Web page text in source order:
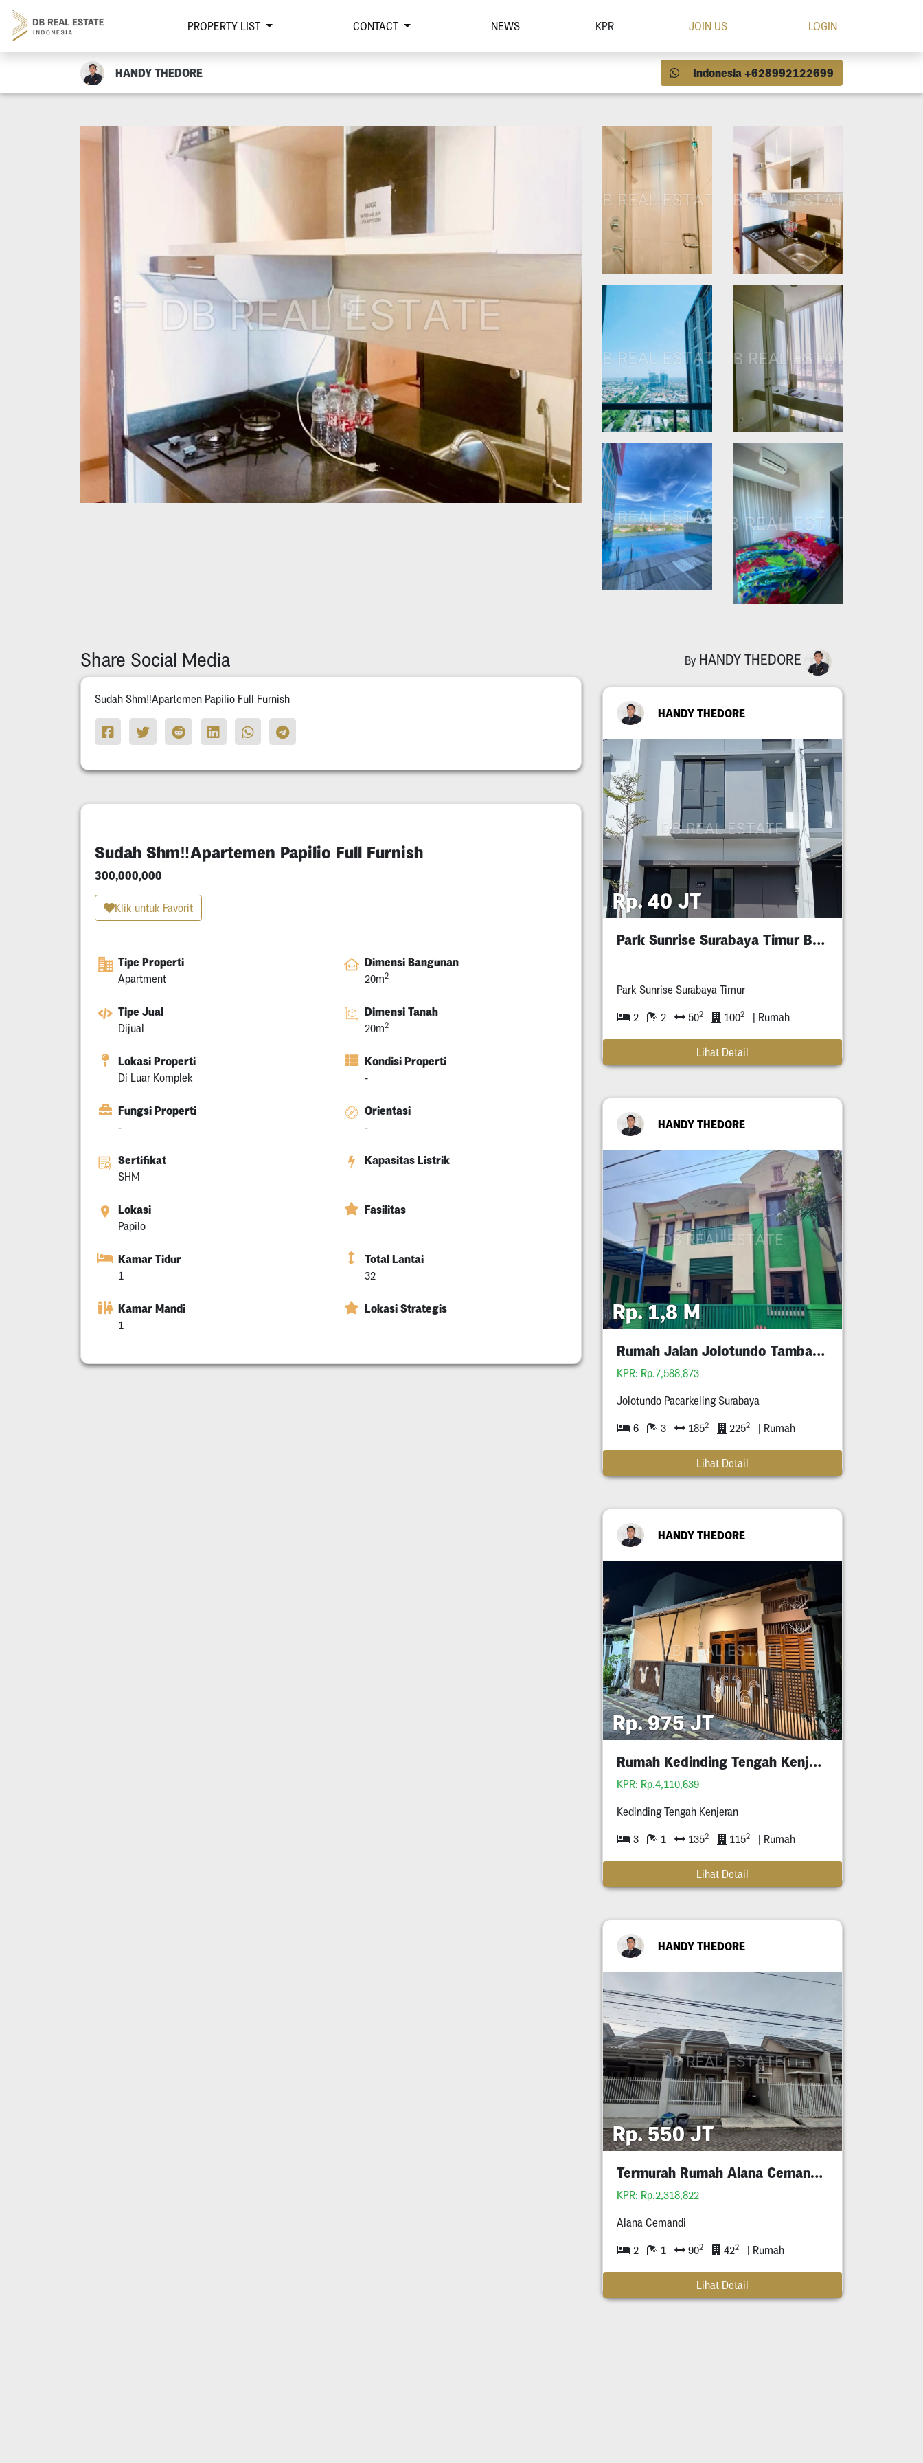
PROPERTY LIST CONTACT NEWS KPR JOIN US LOGIN
HANDY THEDORE Indonesia +628992122699
Share Social Media
Sudah Shm‼️Apartemen Papilio Full Furnish
Sudah Shm‼️Apartemen Papilio Full Furnish
300,000,000
Klik untuk Favorit
Tipe Properti
Apartment
Dimensi Bangunan
20m2
Tipe Jual
Dijual
Dimensi Tanah
20m2
Lokasi Properti
Di Luar Komplek
Kondisi Properti
-
Fungsi Properti
-
Orientasi
-
Sertifikat
SHM
Kapasitas Listrik
Lokasi
Papilo
Fasilitas
Kamar Tidur
1
Total Lantai
32
Kamar Mandi
1
Lokasi Strategis
By HANDY THEDORE
HANDY THEDORE
Rp. 40 JT
Park Sunrise Surabaya Timur Baru Gress
Park Sunrise Surabaya Timur
2 2 502 1002 | Rumah
Lihat Detail
HANDY THEDORE
Rp. 1,8 M
Rumah Jalan Jolotundo Tambaksari Pacarkeling
KPR: Rp.7,588,873
Jolotundo Pacarkeling Surabaya
6 3 1852 2252 | Rumah
Lihat Detail
HANDY THEDORE
Rp. 975 JT
Rumah Kedinding Tengah Kenjeran Full Renov
KPR: Rp.4,110,639
Kedinding Tengah Kenjeran
3 1 1352 1152 | Rumah
Lihat Detail
HANDY THEDORE
Rp. 550 JT
Termurah Rumah Alana Cemandi Siap Huni
KPR: Rp.2,318,822
Alana Cemandi
2 1 902 422 | Rumah
Lihat Detail